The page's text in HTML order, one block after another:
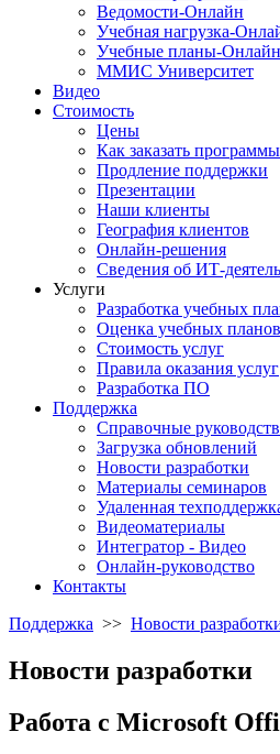
Ведомости-Онлайн
Учебная нагрузка-
Учебные планы-Онлайн
ММИС Университет
Видео
Стоимость
Цены
Как заказать
Продление поддержки
Презентации
Наши клиенты
География клиентов
Онлайн-решения
Сведения об ИТ-
Услуги
Разработка учебных
Оценка учебных планов
Стоимость услуг
Правила оказания услуг
Разработка ПО
Поддержка
Справочные
Загрузка обновлений
Новости разработки
Материалы семинаров
Удаленная
Видеоматериалы
Интегратор - Видео
Онлайн-руководство
Контакты
Поддержка >> Новости
Новости разработки
Работа с Microsoft